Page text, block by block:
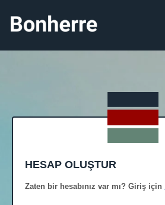
HESAP OLUŞTUR
Zaten bir hesabınız var mı? Giriş için